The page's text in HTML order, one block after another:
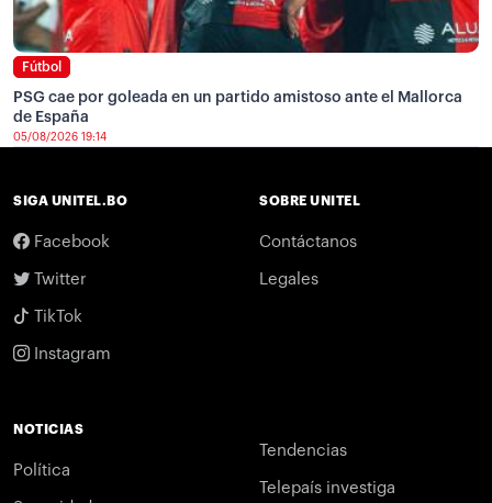
Fútbol
PSG cae por goleada en un partido amistoso ante el Mallorca
de España
05/08/2026 19:14
SIGA UNITEL.BO
Facebook
Twitter
TikTok
Instagram
SOBRE UNITEL
Contáctanos
Legales
NOTICIAS
Política
Tendencias
Telepaís investiga